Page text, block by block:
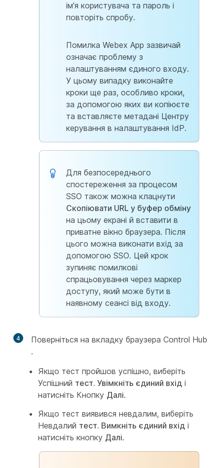
ім'я користувача та пароль і
повторіть спробу.
Помилка Webex App зазвичай
означає проблему з
налаштуванням єдиного входу.
У цьому випадку виконайте
кроки ще раз, особливо кроки,
за допомогою яких ви копіюєте
та вставляєте метадані Центру
керування в налаштування IdP.
Для безпосереднього
спостереження за процесом
SSO також можна клацнути
Скопіювати URL у буфер обміну
на цьому екрані й вставити в
приватне вікно браузера. Після
цього можна виконати вхід за
допомогою SSO. Цей крок
зупиняє помилкові
спрацьовування через маркер
доступу, який може бути в
наявному сеансі від входу.
4
Поверніться на вкладку браузера Control Hub
.
Якщо тест пройшов успішно, виберіть
Успішний тест. Увімкніть єдиний вхід і
натисніть Кнопку Далі.
Якщо тест виявився невдалим, виберіть
Невдалий тест. Вимкніть єдиний вхід і
натисніть кнопку Далі.